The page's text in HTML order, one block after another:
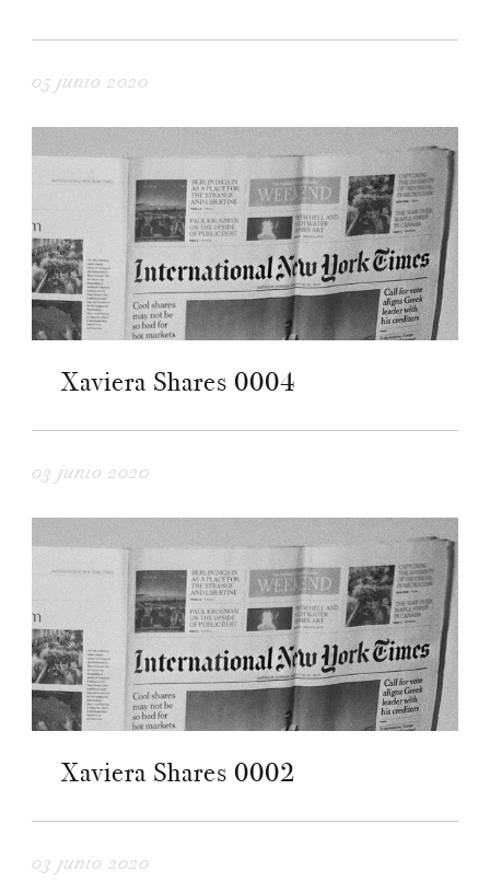
05 junio 2020
Xaviera Shares 0004
03 junio 2020
Xaviera Shares 0002
03 junio 2020